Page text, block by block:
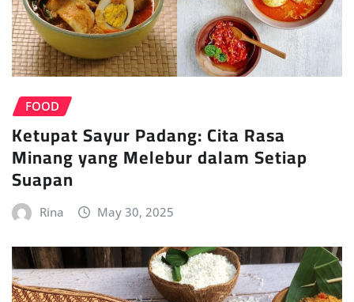
FOOD
Ketupat Sayur Padang: Cita Rasa
Minang yang Melebur dalam Setiap
Suapan
Rina May 30, 2025